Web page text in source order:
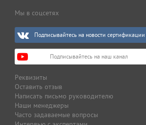
Мы в соцсетях
Подписывайтесь на новости сертификации
Подписывайтесь на наш канал
Реквизиты
Оставить отзыв
Написать письмо руководителю
Наши менеджеры
Часто задаваемые вопросы